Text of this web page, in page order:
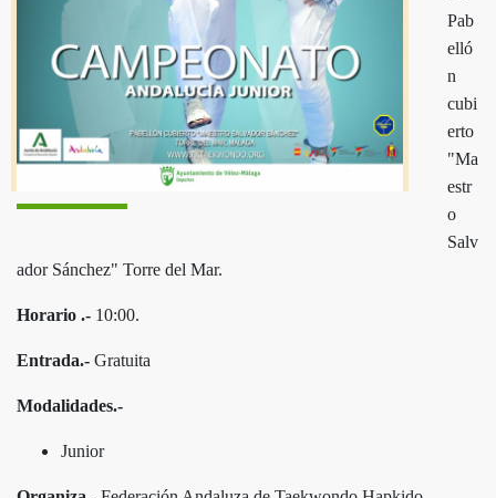
Pab
elló
n
cubi
erto
"Ma
estr
o
Salv
ador Sánchez" Torre del Mar.
Horario .- 10:00.
Entrada.- Gratuita
Modalidades.-
Junior